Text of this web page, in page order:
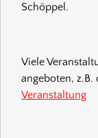
Schöppel.
Viele
angeboten, z.B.
Veranstaltung